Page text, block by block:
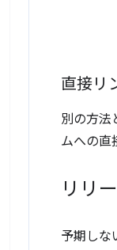
直接リ
別の方法
ムへの直
リリ
予期しな